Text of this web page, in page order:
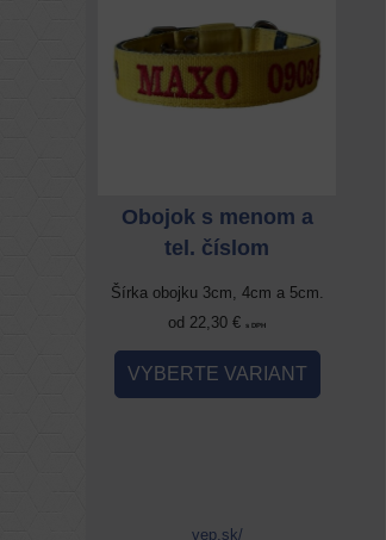
Obojok s menom a
tel. číslom
Šírka obojku 3cm, 4cm a 5cm.
od 22,30 €
s DPH
VYBERTE VARIANT
vep.sk/